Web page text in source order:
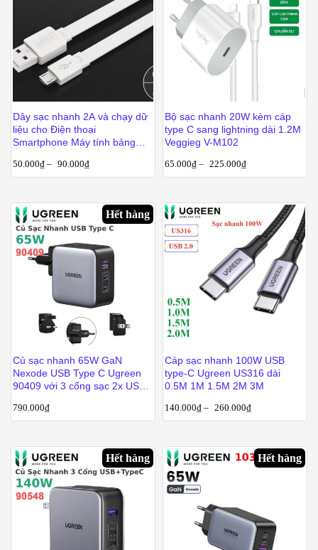
Dây sạc nhanh 2A và chạy dữ
liệu cho Điện thoại
Smartphone Máy tính bảng
50.000₫ – 90.000₫
Bộ sạc nhanh 20W kèm cáp
type C sang lightning dài 1.2M
Veggieg V-M102
65.000₫ – 225.000₫
Hết hàng
Củ sạc nhanh 65W GaN
Nexode USB Type C Ugreen
90409 với 3 cổng sạc 2x USB-
790.000₫
Cáp sạc nhanh 100W USB
type-C Ugreen US316 dài
0.5M 1M 1.5M 2M 3M
140.000₫ – 260.000₫
Hết hàng Hết hàng